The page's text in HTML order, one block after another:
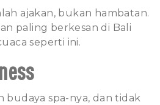
ajakan, bukan hambatan.
paling berkesan di Bali
seperti ini.
budaya spa-nya, dan tidak